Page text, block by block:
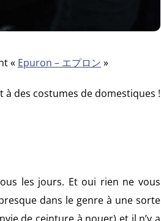
« Epuron – エプロン »
à des costumes de domestiques !
les jours. Et oui rien ne vous
dans le genre à une sorte
de ceinture à nouer) et il n’y a